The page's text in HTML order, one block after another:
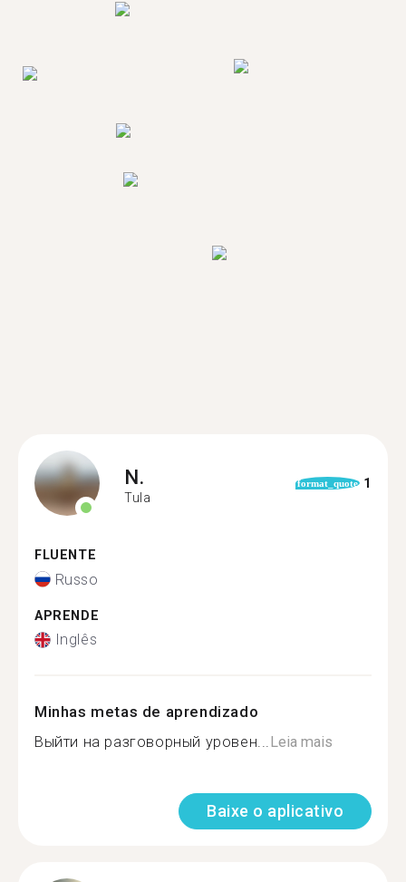
N.
Tula
format_quote 1
FLUENTE
Russo
APRENDE
Inglês
Minhas metas de aprendizado
Выйти на разговорный уровен...Leia mais
Baixe o aplicativo